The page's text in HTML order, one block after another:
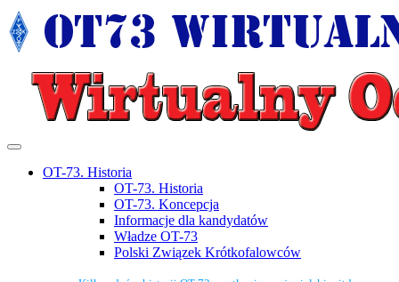
OT-73. Historia
OT-73. Historia
OT-73. Koncepcja
Informacje dla kandydatów
Władze OT-73
Polski Związek Krótkofalowców